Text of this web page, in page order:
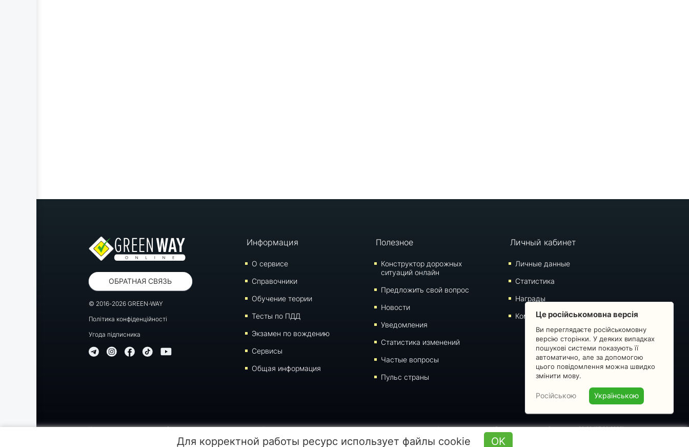
ОБРАТНАЯ СВЯЗЬ
© 2016-2026 GREEN-WAY
Політика конфіденційності
Угода підписника
Информация
О сервисе
Справочники
Обучение теории
Тесты по ПДД
Экзамен по вождению
Сервисы
Общая информация
Полезное
Конструктор дорожных
ситуаций онлайн
Предложить свой вопрос
Новости
Уведомления
Статистика изменений
Частые вопросы
Пульс страны
Личный кабинет
Личные данные
Статистика
Награды
Комментарии
Копирование, перепечатка либо использование материалов данной страницы для воспроизведения, переноса на другие носители информации запрещено. Время последнего обновления: 09:30 (07.08.2026)
Це російськомовна версія
Ви переглядаєте російськомовну
версію сторінки. У деяких випадках
пошукові системи показують її
автоматично, але за допомогою
цього повідомлення можна швидко
змінити мову.
Російською Українською
Для корректной работы ресурс использует файлы cookie OK